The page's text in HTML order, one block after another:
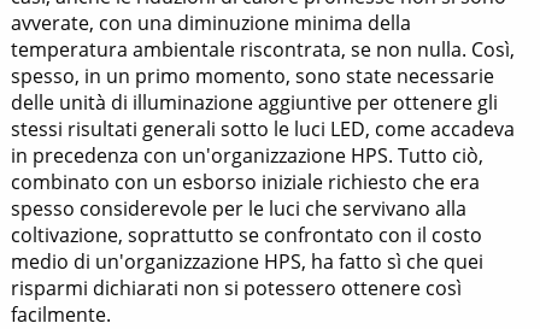
avverate, con una diminuzione minima della
temperatura ambientale riscontrata, se non nulla. Così,
spesso, in un primo momento, sono state necessarie
delle unità di illuminazione aggiuntive per ottenere gli
stessi risultati generali sotto le luci LED, come accadeva
in precedenza con un'organizzazione HPS. Tutto ciò,
combinato con un esborso iniziale richiesto che era
spesso considerevole per le luci che servivano alla
coltivazione, soprattutto se confrontato con il costo
medio di un'organizzazione HPS, ha fatto sì che quei
risparmi dichiarati non si potessero ottenere così
facilmente.